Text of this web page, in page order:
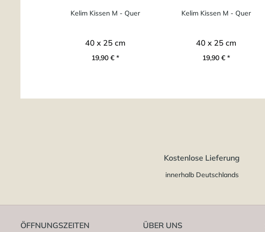
Kelim Kissen M - Quer
40 x 25 cm
19,90 € *
Kelim Kissen M - Quer
40 x 25 cm
19,90 € *
Kostenlose Lieferung
innerhalb Deutschlands
ÖFFNUNGSZEITEN ÜBER UNS